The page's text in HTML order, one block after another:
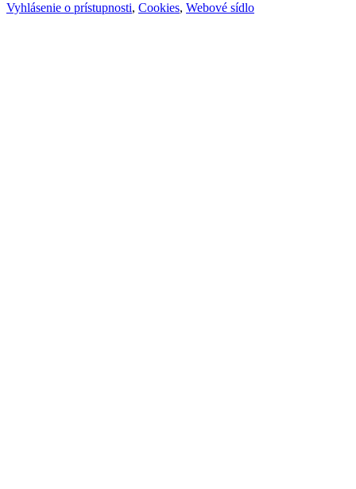
Vyhlásenie o prístupnosti, Cookies, Webové sídlo